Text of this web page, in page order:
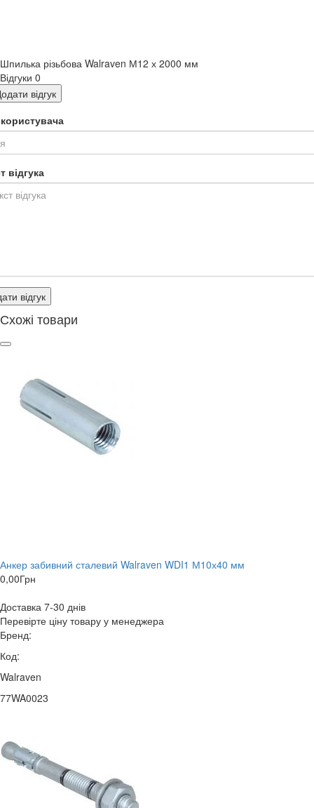
Шпилька різьбова Walraven М12 х 2000 мм
Відгуки 0
відгук
відгука
відгук
Схожі товари
Анкер забивний сталевий Walraven WDI1 М10х40 мм
0,00Грн
Доставка 7-30 днів
Перевірте ціну товару у менеджера
Бренд:
Код:
Walraven
77WA0023